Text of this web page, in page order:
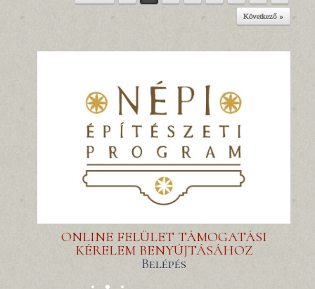
Post navigation Következő »
ONLINE FELÜLET TÁMOGATÁSI
KÉRELEM BENYÚJTÁSÁHOZ
Belépés